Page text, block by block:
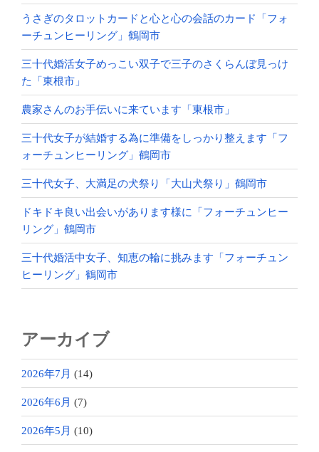
うさぎのタロットカードと心と心の会話のカード「フォ
ーチュンヒーリング」鶴岡市
三十代婚活女子めっこい双子で三子のさくらんぼ見っけ
た「東根市」
農家さんのお手伝いに来ています「東根市」
三十代女子が結婚する為に準備をしっかり整えます「フ
ォーチュンヒーリング」鶴岡市
三十代女子、大満足の犬祭り「大山犬祭り」鶴岡市
ドキドキ良い出会いがあります様に「フォーチュンヒー
リング」鶴岡市
三十代婚活中女子、知恵の輪に挑みます「フォーチュン
ヒーリング」鶴岡市
アーカイブ
2026年7月 (14)
2026年6月 (7)
2026年5月 (10)